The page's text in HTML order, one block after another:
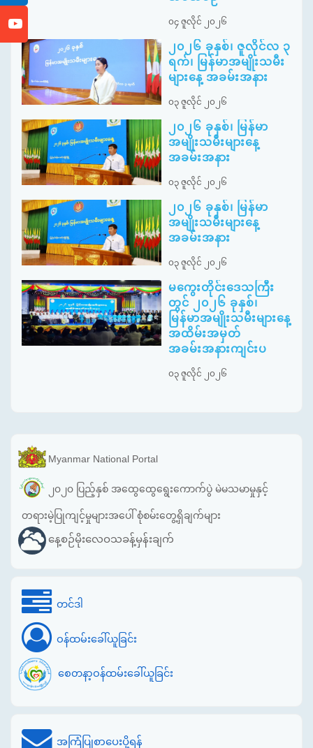
၀၄ ဇူလိုင် ၂၀၂၆
၂၀၂၆ ခုနှစ်၊ ဇူလိုင်လ ၃
ရက်၊ မြန်မာအမျိုးသမီး
များနေ့ အခမ်းအနား
၀၃ ဇူလိုင် ၂၀၂၆
၂၀၂၆ ခုနှစ်၊ မြန်မာ
အမျိုးသမီးများနေ့
အခမ်းအနား
၀၃ ဇူလိုင် ၂၀၂၆
၂၀၂၆ ခုနှစ်၊ မြန်မာ
အမျိုးသမီးများနေ့
အခမ်းအနား
၀၃ ဇူလိုင် ၂၀၂၆
မကွေးတိုင်းဒေသကြီး
တွင် ၂၀၂၆ ခုနှစ်၊
မြန်မာအမျိုးသမီးများနေ့
အထိမ်းအမှတ်
အခမ်းအနားကျင်းပ
၀၃ ဇူလိုင် ၂၀၂၆
Myanmar National Portal
၂၀၂၀ ပြည့်နှစ် အထွေထွေရွေးကောက်ပွဲ မဲမသမာမှုနှင့်
တရားမဲ့ပြုကျင့်မှုများအပေါ် စုံစမ်းတွေ့ရှိချက်များ
နေ့စဉ်မိုးလေဝသခန့်မှန်းချက်
တင်ဒါ
ဝန်ထမ်းခေါ်ယူခြင်း
စေတနာ့ဝန်ထမ်းခေါ်ယူခြင်း
အကြံပြုစာပေးပို့ရန်